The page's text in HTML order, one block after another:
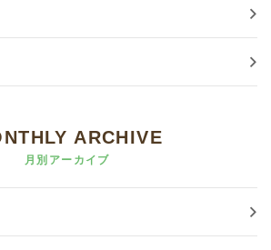
ARCHIVE
月別アーカイブ